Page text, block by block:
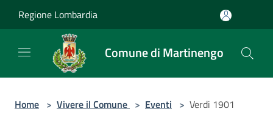
Regione Lombardia
Comune di Martinengo
Home > Vivere il Comune > Eventi > Verdi 1901